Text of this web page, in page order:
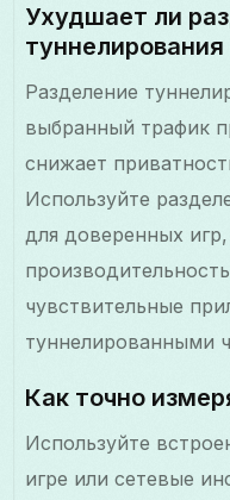
Ухудшает ли
Разделение
выбранный трафик
снижает
Используйте
для доверенных
чувствительные
туннелированными
Как точно
Используйте
игре или сетевые